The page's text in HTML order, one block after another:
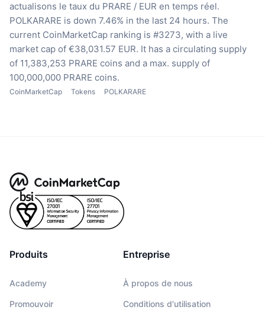
actualisons le taux du PRARE / EUR en temps réel.
POLKARARE is down 7.46% in the last 24 hours. The
current CoinMarketCap ranking is #3273, with a live
market cap of €38,031.57 EUR. It has a circulating supply
of 11,383,253 PRARE coins and a max. supply of
100,000,000 PRARE coins.
CoinMarketCap Tokens POLKARARE
Produits
Academy
Promouvoir
Entreprise
À propos de nous
Conditions d'utilisation